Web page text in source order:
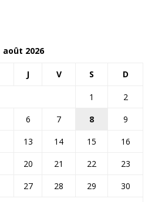
août 2026
J V S D
1
2
6 7 8
9
13 14 15
16
20 21 22
23
27 28 29
30